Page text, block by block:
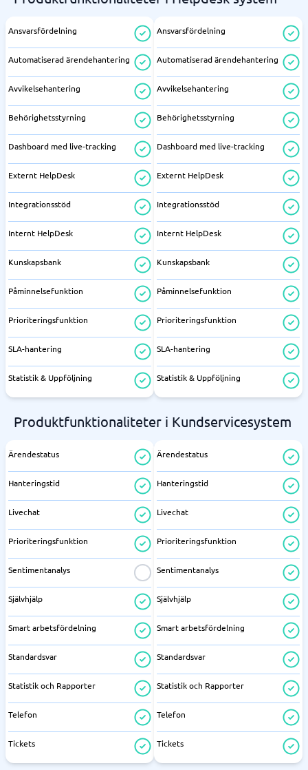
Ansvarsfördelning
Automatiserad ärendehantering
Avvikelsehantering
Behörighetsstyrning
Dashboard med live-tracking
Externt HelpDesk
Integrationsstöd
Internt HelpDesk
Kunskapsbank
Påminnelsefunktion
Prioriteringsfunktion
SLA-hantering
Statistik & Uppföljning
Ansvarsfördelning
Automatiserad ärendehantering
Avvikelsehantering
Behörighetsstyrning
Dashboard med live-tracking
Externt HelpDesk
Integrationsstöd
Internt HelpDesk
Kunskapsbank
Påminnelsefunktion
Prioriteringsfunktion
SLA-hantering
Statistik & Uppföljning
Produktfunktionaliteter i Kundservicesystem
Ärendestatus
Hanteringstid
Livechat
Prioriteringsfunktion
Sentimentanalys
Självhjälp
Smart arbetsfördelning
Standardsvar
Statistik och Rapporter
Telefon
Tickets
Ärendestatus
Hanteringstid
Livechat
Prioriteringsfunktion
Sentimentanalys
Självhjälp
Smart arbetsfördelning
Standardsvar
Statistik och Rapporter
Telefon
Tickets